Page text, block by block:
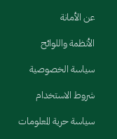
عن الأمانة
الأنظمة واللوائح
سياسة الخصوصية
شروط الاستخدام
سياسة حرية المعلومات